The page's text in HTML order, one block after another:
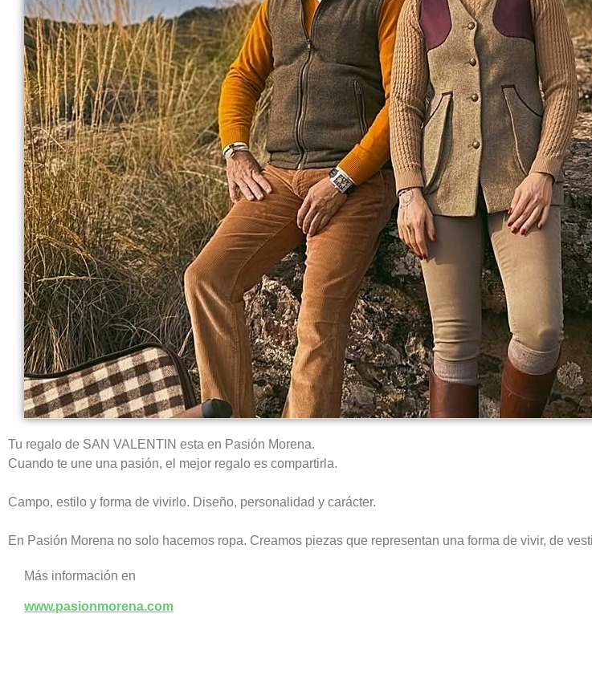
Tu regalo de SAN VALENTIN esta en Pasión Morena.
Cuando te une una pasión, el mejor regalo es compartirla.
Campo, estilo y forma de vivirlo. Diseño, personalidad y carácter.
En Pasión Morena no solo hacemos ropa. Creamos piezas que representan una forma de vivir, de
Más información en
www.pasionmorena.com